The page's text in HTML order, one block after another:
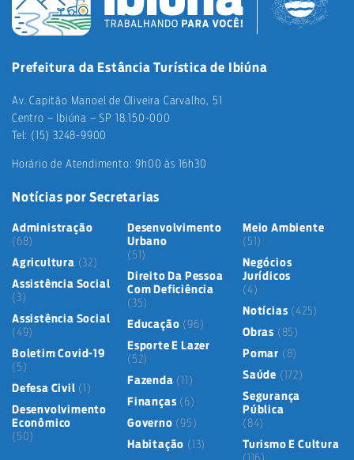
Prefeitura da Estância Turística de Ibiúna
Av. Capitão Manoel de Oliveira Carvalho, 51
Centro – Ibiúna – SP 18.150-000
Tel: (15) 3248-9900
Horário de Atendimento: 9h00 às 16h30
Notícias por Secretarias
Administração
(68)
Agricultura (32)
Assistência Social
(3)
Assistência Social
(49)
Boletim Covid-19
(5)
Defesa Civil (1)
Desenvolvimento
Econômico
(50)
Desenvolvimento
Urbano
(51)
Direito Da Pessoa
Com Deficiência
(35)
Educação (96)
Esporte E Lazer
(52)
Fazenda (11)
Finanças (6)
Governo (95)
Habitação (13)
Meio Ambiente
(51)
Negócios
Jurídicos
(4)
Notícias (425)
Obras (85)
Pomar (8)
Saúde (172)
Segurança
Pública
(84)
Turismo E Cultura